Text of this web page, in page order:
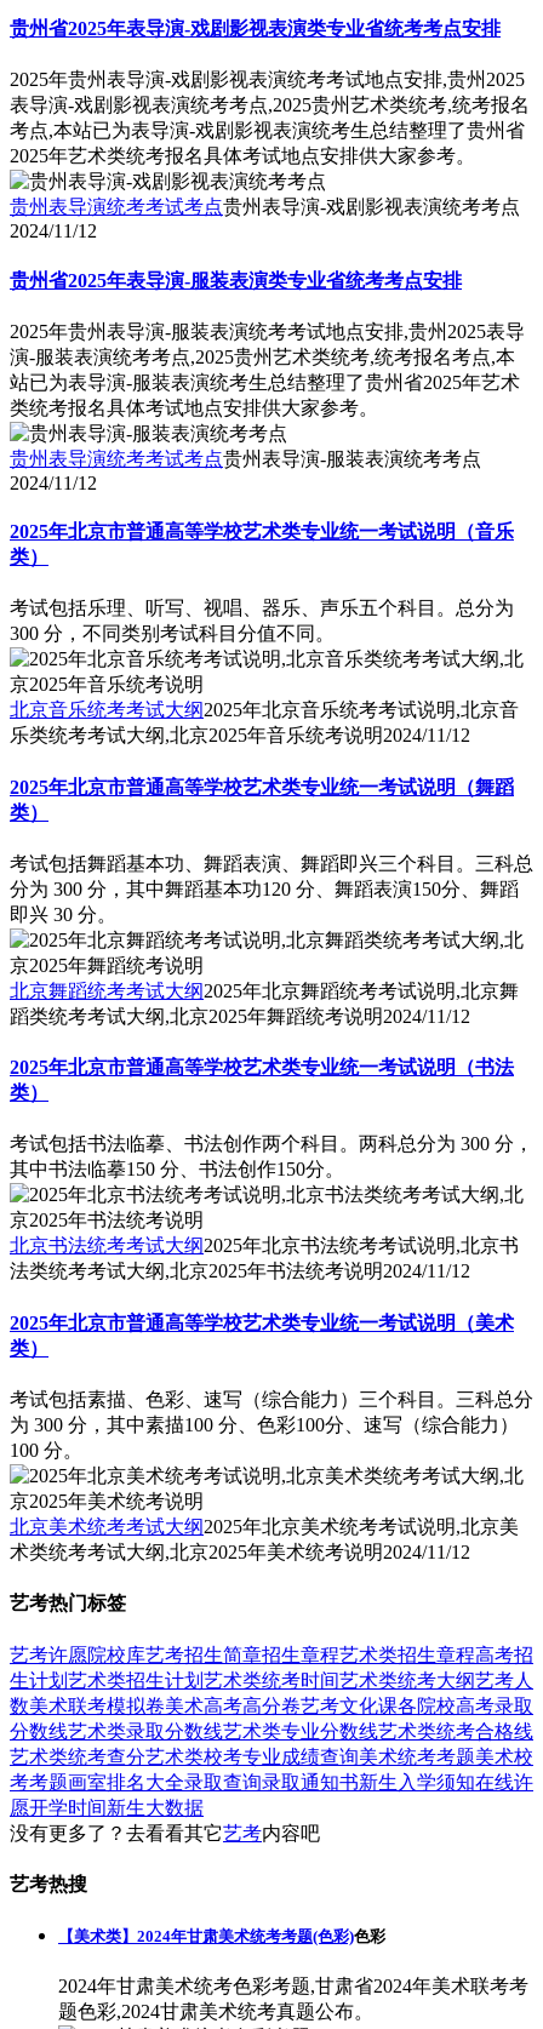
贵州省2025年表导演-戏剧影视表演类专业省统考考点安排
2025年贵州表导演-戏剧影视表演统考考试地点安排,贵州2025
表导演-戏剧影视表演统考考点,2025贵州艺术类统考,统考报名
考点,本站已为表导演-戏剧影视表演统考生总结整理了贵州省
2025年艺术类统考报名具体考试地点安排供大家参考。
贵州表导演统考考试考点贵州表导演-戏剧影视表演统考考点
2024/11/12
贵州省2025年表导演-服装表演类专业省统考考点安排
2025年贵州表导演-服装表演统考考试地点安排,贵州2025表导
演-服装表演统考考点,2025贵州艺术类统考,统考报名考点,本
站已为表导演-服装表演统考生总结整理了贵州省2025年艺术
类统考报名具体考试地点安排供大家参考。
贵州表导演统考考试考点贵州表导演-服装表演统考考点
2024/11/12
2025年北京市普通高等学校艺术类专业统一考试说明（音乐
类）
考试包括乐理、听写、视唱、器乐、声乐五个科目。总分为
300 分，不同类别考试科目分值不同。
北京音乐统考考试大纲2025年北京音乐统考考试说明,北京音
乐类统考考试大纲,北京2025年音乐统考说明2024/11/12
2025年北京市普通高等学校艺术类专业统一考试说明（舞蹈
类）
考试包括舞蹈基本功、舞蹈表演、舞蹈即兴三个科目。三科总
分为 300 分，其中舞蹈基本功120 分、舞蹈表演150分、舞蹈
即兴 30 分。
北京舞蹈统考考试大纲2025年北京舞蹈统考考试说明,北京舞
蹈类统考考试大纲,北京2025年舞蹈统考说明2024/11/12
2025年北京市普通高等学校艺术类专业统一考试说明（书法
类）
考试包括书法临摹、书法创作两个科目。两科总分为 300 分，
其中书法临摹150 分、书法创作150分。
北京书法统考考试大纲2025年北京书法统考考试说明,北京书
法类统考考试大纲,北京2025年书法统考说明2024/11/12
2025年北京市普通高等学校艺术类专业统一考试说明（美术
类）
考试包括素描、色彩、速写（综合能力）三个科目。三科总分
为 300 分，其中素描100 分、色彩100分、速写（综合能力）
100 分。
北京美术统考考试大纲2025年北京美术统考考试说明,北京美
术类统考考试大纲,北京2025年美术统考说明2024/11/12
艺考热门标签
艺考许愿院校库艺考招生简章招生章程艺术类招生章程高考招
生计划 艺术类招生计划 艺术类统考时间艺术类统考大纲艺考人
数美术联考模拟卷美术高考高分卷艺考文化课各院校高考录取
分数线艺术类录取分数线艺术类专业分数线艺术类统考合格线
艺术类统考查分艺术类校考专业成绩查询美术统考考题美术校
考考题画室排名大全录取查询录取通知书新生入学须知在线许
愿开学时间新生大数据
没有更多了？去看看其它艺考内容吧
艺考热搜
【美术类】2024年甘肃美术统考考题(色彩)色彩
2024年甘肃美术统考色彩考题,甘肃省2024年美术联考考
题色彩,2024甘肃美术统考真题公布。